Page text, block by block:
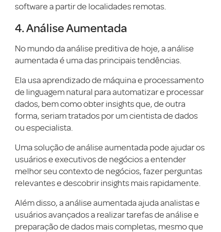
software a partir de localidades remotas.
4. Análise Aumentada
No mundo da análise preditiva de hoje, a análise
aumentada é uma das principais tendências.
Ela usa aprendizado de máquina e processamento
de linguagem natural para automatizar e processar
dados, bem como obter insights que, de outra
forma, seriam tratados por um cientista de dados
ou especialista.
Uma solução de análise aumentada pode ajudar os
usuários e executivos de negócios a entender
melhor seu contexto de negócios, fazer perguntas
relevantes e descobrir insights mais rapidamente.
Além disso, a análise aumentada ajuda analistas e
usuários avançados a realizar tarefas de análise e
preparação de dados mais completas, mesmo que